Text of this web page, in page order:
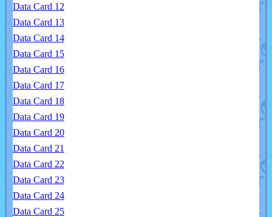
Data Card 12
Data Card 13
Data Card 14
Data Card 15
Data Card 16
Data Card 17
Data Card 18
Data Card 19
Data Card 20
Data Card 21
Data Card 22
Data Card 23
Data Card 24
Data Card 25